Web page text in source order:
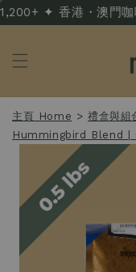
✦ 香港・澳門
主頁 Home >禮盒與
Hummingbird Blend |